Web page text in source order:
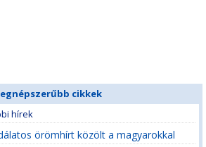
cikkek
hírek
örömhírt közölt a magyarokkal